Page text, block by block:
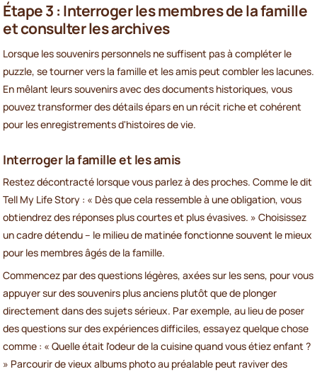
Étape 3 : Interroger les membres de la famille
et consulter les archives
Lorsque les souvenirs personnels ne suffisent pas à compléter le
puzzle, se tourner vers la famille et les amis peut combler les lacunes.
En mêlant leurs souvenirs avec des documents historiques, vous
pouvez transformer des détails épars en un récit riche et cohérent
pour les enregistrements d'histoires de vie.
Interroger la famille et les amis
Restez décontracté lorsque vous parlez à des proches. Comme le dit
Tell My Life Story : « Dès que cela ressemble à une obligation, vous
obtiendrez des réponses plus courtes et plus évasives. » Choisissez
un cadre détendu – le milieu de matinée fonctionne souvent le mieux
pour les membres âgés de la famille.
Commencez par des questions légères, axées sur les sens, pour vous
appuyer sur des souvenirs plus anciens plutôt que de plonger
directement dans des sujets sérieux. Par exemple, au lieu de poser
des questions sur des expériences difficiles, essayez quelque chose
comme : « Quelle était l'odeur de la cuisine quand vous étiez enfant ?
» Parcourir de vieux albums photo au préalable peut raviver des